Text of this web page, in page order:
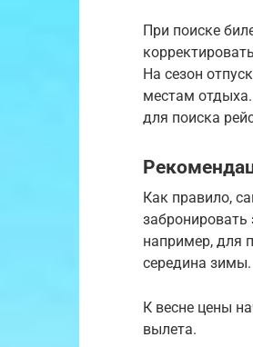
При поиске
На сезон
местам
для поиска
Как правило,
забронировать
например, для
середина зимы.
К весне цены
вылета.